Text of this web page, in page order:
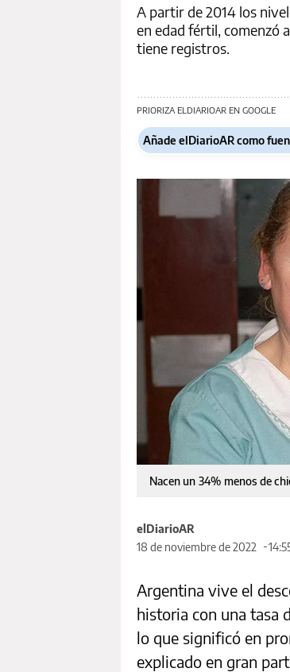
A partir de 2014 los
en edad fértil, comenzó
tiene registros.
PRIORIZA ELDIARIOAR EN GOOGLE
Añade elDiarioAR como
Nacen un 34% menos de
elDiarioAR
18 de noviembre de 2022
Argentina vive el
historia con una tasa
lo que significó en
explicado en gran